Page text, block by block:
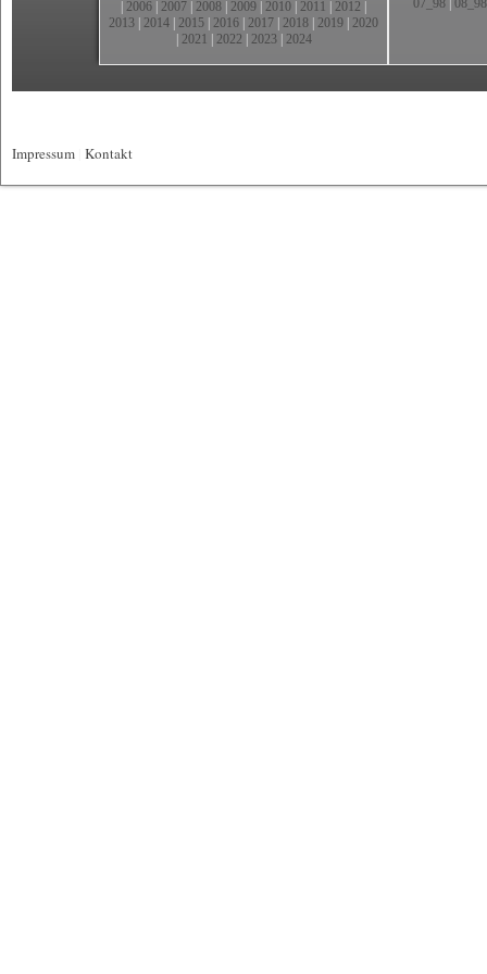
2006 2007 2008 2009 2010 2011 2012
2013 2014 2015 2016 2017 2018 2019 2020
2021 2022 2023| 2024
07_98 08_98
Impressum Kontakt